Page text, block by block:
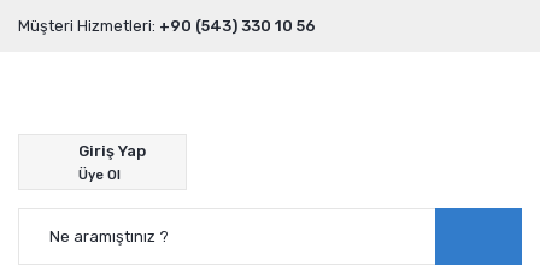
Müşteri Hizmetleri: +90 (543) 330 10 56
Giriş Yap
Üye Ol